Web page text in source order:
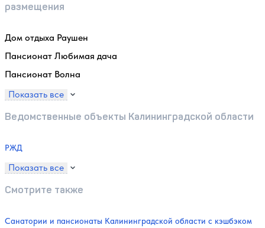
размещения
Дом отдыха Раушен
Пансионат Любимая дача
Пансионат Волна
Показать все
Ведомственные объекты Калининградской области
РЖД
Показать все
Смотрите также
Санатории и пансионаты Калининградской области с кэшбэком